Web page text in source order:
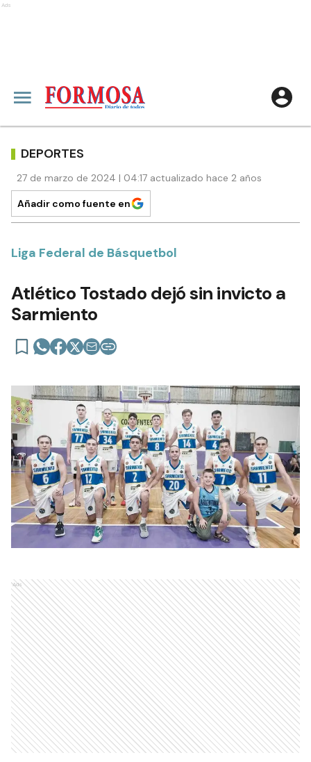
Ads
DEPORTES
27 de marzo de 2024 | 04:17 actualizado hace 2 años
Añadir como fuente en
Liga Federal de Básquetbol
Atlético Tostado dejó sin invicto a
Sarmiento
Ads